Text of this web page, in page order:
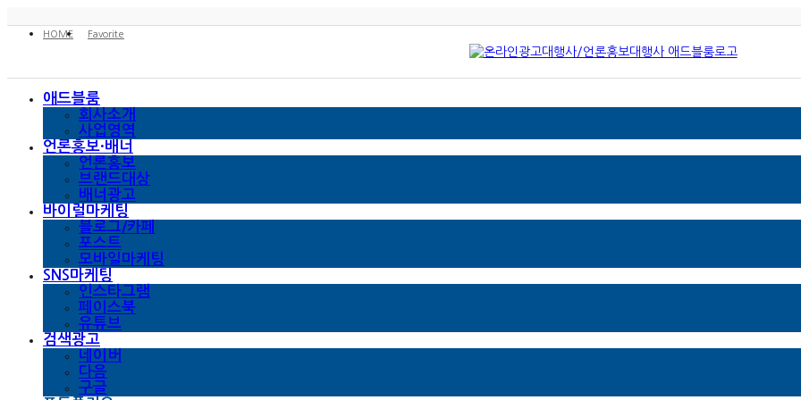
HOME
Favorite
애드블룸
회사소개
사업영역
언론홍보·배너
언론홍보
브랜드대상
배너광고
바이럴마케팅
블로그/카페
포스트
모바일마케팅
SNS마케팅
인스타그램
페이스북
유튜브
검색광고
네이버
다음
구글